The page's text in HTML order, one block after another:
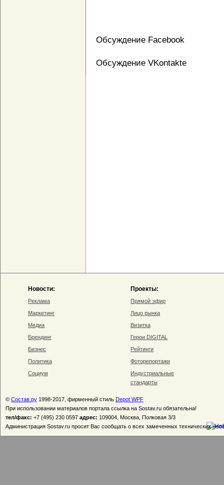
Обсуждение Facebook
Обсуждение VKontakte
Новости:
Реклама
Маркетинг
Медиа
Брендинг
Бизнес
Политика
Социум
Проекты:
Прямой эфир
Лицо рынка
Визитка
Герои DIGITAL
Рейтинги
Фоторепортажи
Индустриальные
стандарты
© Состав.ру 1998-2017, фирменный стиль Depot WPF
При использовании материалов портала ссылка на Sostav.ru обязательна!
тел/факс: +7 (495) 230 0597 адрес: 109004, Москва, Полковая 3/3
Администрация Sostav.ru просит Вас сообщать о всех замеченных технических